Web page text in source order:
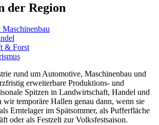
der Region
& Forst
rund um Automotive, Maschinenbau und
erweiterbare Produktions- und
Spitzen in Landwirtschaft, Handel und
wir temporäre Hallen genau dann, wenn sie
Erntelager im Spätsommer, als Pufferfläche
oder als Festzelt zur Volksfestsaison.